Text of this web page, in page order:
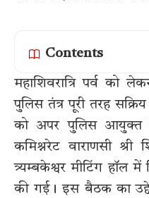
Contents
महाशिवरात्रि पर्व को
पुलिस तंत्र पूरी तरह
को अपर पुलिस आयुक्त
कमिश्नरेट वाराणसी श्री
त्र्यम्बकेश्वर मीटिंग हॉल
की गई। इस बैठक का